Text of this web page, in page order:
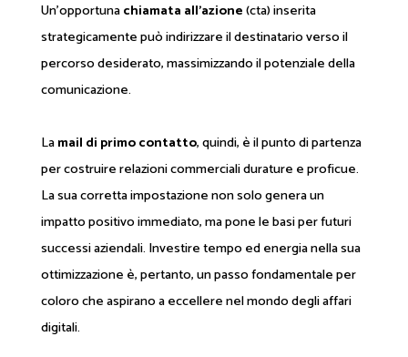
Un'opportunachiamata all'azione(cta) inserita
strategicamente può indirizzare il destinatario verso il
percorso desiderato, massimizzando il potenziale della
comunicazione.
Lamail di primo contatto, quindi, è il punto di partenza
per costruire relazioni commerciali durature e proficue.
La sua corretta impostazione non solo genera un
impatto positivo immediato, ma pone le basi per futuri
successi aziendali. Investire tempo ed energia nella sua
ottimizzazione è, pertanto, un passo fondamentale per
coloro che aspirano a eccellere nel mondo degli affari
digitali.